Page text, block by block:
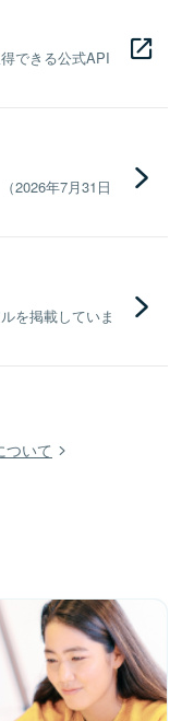
できる公式API
2026年7月31日
を掲載していま
ついて